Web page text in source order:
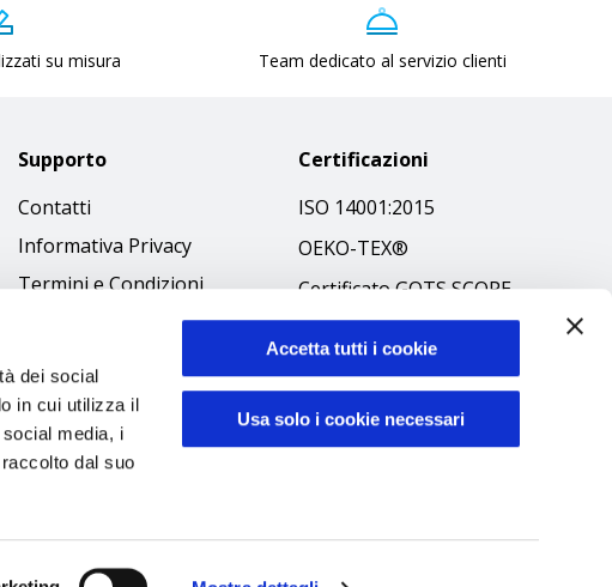
dei social
in cui utilizza il
media, i
dal suo
Accetta tutti i cookie
Usa solo i cookie necessari
su misura Team dedicato al servizio clienti
Supporto
Contatti
Informativa Privacy
Termini e Condizioni
Codice Etico
Certificazioni
ISO 14001:2015
OEKO-TEX®
Certificato GOTS SCOPE
Certificato GRS SCOPE
Politica Ambientale
Sicurezza prodotti